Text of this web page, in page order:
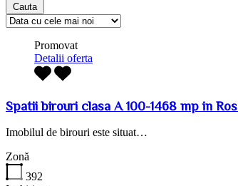
Cauta
Promovat
Detalii oferta
Spatii birouri clasa A 100-1468 mp in
Imobilul de birouri este situat…
Zonă
392